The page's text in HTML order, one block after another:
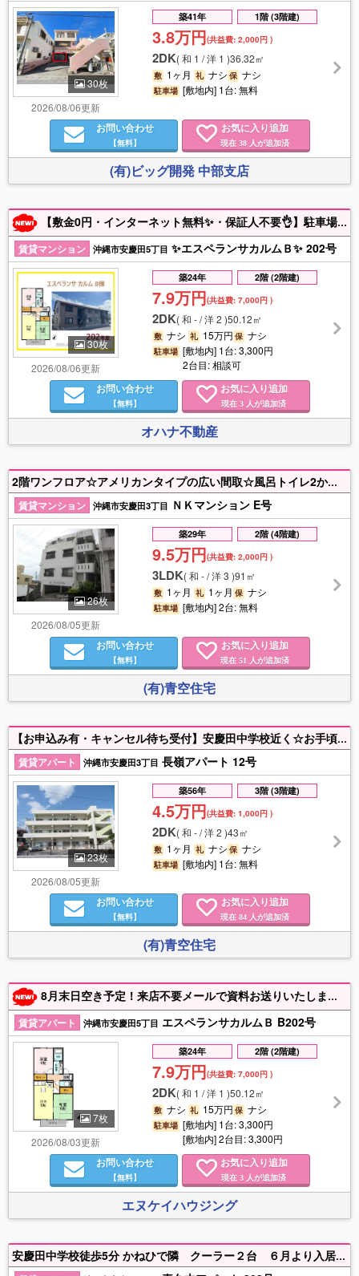
30枚
2026/08/06更新
築41年 1階 (3階建)
3.8万円(共益費:2,000円 )
2DK(和 1 / 洋 1 )36.32㎡
敷 1ヶ月 礼 ナシ保 ナシ
駐車場 [敷地内] 1台: 無料
お問い合わせ
【無料】
お気に入り追加
現在 38人が追加済
(有)ビッグ開発 中部支店
【敷金0円・インターネット無料✨・保証人不要👌】駐車場２台目相談可😊エアコン＋照明付き✨【WEB申込対応(個人名義の場合)】【諸費用のご案内は備考欄に😊】
賃貸マンション 沖縄市安慶田5丁目 ✨エスペランサカルムＢ✨ 202号
30枚
2026/08/06更新
築24年 2階 (2階建)
7.9万円(共益費:7,000円 )
2DK(和 - / 洋 2 )50.12㎡
敷 ナシ 礼 15万円保 ナシ
駐車場 [敷地内] 1台: 3,300円
2台目: 相談可
お問い合わせ
【無料】
お気に入り追加
現在 3 人が追加済
オハナ不動産
2階ワンフロア☆アメリカンタイプの広い間取☆風呂トイレ2か所☆オール洋間☆2面ベランダで風通しも◎ ※間取りや写真が実際と異なる場合は現況優先します
賃貸マンション 沖縄市安慶田3丁目 ＮＫマンション E号
26枚
2026/08/05更新
築29年 2階 (4階建)
9.5万円(共益費:2,000円 )
3LDK(和 - / 洋 3 )91㎡
敷 1ヶ月 礼 1ヶ月保 ナシ
駐車場 [敷地内] 2台: 無料
お問い合わせ
【無料】
お気に入り追加
現在 51 人が追加済
(有)青空住宅
【お申込み有・キャンセル待ち受付】安慶田中学校近く☆お手頃物件☆エアコン1台有（使用貸借）スーパーやコンビニ近くで生活便利♪タウンプラザかねひでまで徒歩6分の立地！ ※写真や間取りが実際と異なる場合は現況優先いたします
賃貸アパート
沖縄市安慶田3丁目 長嶺アパート 12号
23枚
2026/08/05更新
築56年 3階 (3階建)
4.5万円(共益費:1,000円 )
2DK(和 - / 洋 2 )43㎡
敷 1ヶ月 礼 ナシ保 ナシ
駐車場 [敷地内] 1台: 無料
お問い合わせ
【無料】
お気に入り追加
現在 84人が追加済
(有)青空住宅
8月末日空き予定！来店不要メールで資料お送りいたします。WEB申し込み可能です。申込受付中です。
賃貸アパート 沖縄市安慶田5丁目 エスペランサカルムＢ B202号
7枚
2026/08/03更新
築24年 2階 (2階建)
7.9万円(共益費:7,000円 )
2DK(和 1 / 洋 1 )50.12㎡
敷 ナシ 礼 15万円保 ナシ
駐車場 [敷地内] 1台: 3,300円
[敷地内] 2台目: 3,300円
お問い合わせ
【無料】
お気に入り追加
現在 3 人が追加済
エヌケイハウジング
安慶田中学校徒歩5分 かねひで隣 クーラー２台 ６月より入居可能 駐車場２台目5.000円